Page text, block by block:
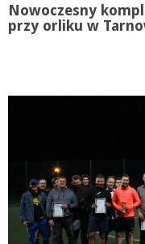
Nowoczesny
przy orliku w